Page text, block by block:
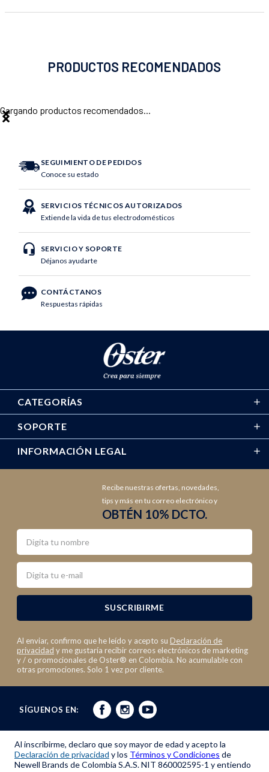
PRODUCTOS RECOMENDADOS
Cargando productos recomendados...
SEGUIMIENTO DE PEDIDOS
Conoce su estado
SERVICIOS TÉCNICOS AUTORIZADOS
Extiende la vida de tus electrodomésticos
SERVICIO Y SOPORTE
Déjanos ayudarte
CONTÁCTANOS
Respuestas rápidas
CATEGORÍAS
SOPORTE
INFORMACIÓN LEGAL
Recibe nuestras ofertas, novedades,
tips y más en tu correo electrónico y
OBTÉN 10% DCTO.
Nombre
Email
SUSCRIBIRME
Al enviar, confirmo que he leído y acepto su Declaración de
privacidad y me gustaría recibir correos electrónicos de marketing
y / o promocionales de Oster® en Colombia. No acumulable con
otras promociones. Solo 1 vez por cliente.
SÍGUENOS EN:
Al inscribirme, declaro que soy mayor de edad y acepto la
Declaración de privacidad y los Términos y Condiciones de
Newell Brands de Colombia S.A.S. NIT 860002595-1 y entiendo